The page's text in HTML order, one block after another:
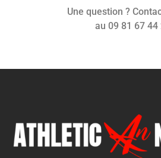
Une question ?
au 09 81 67 44